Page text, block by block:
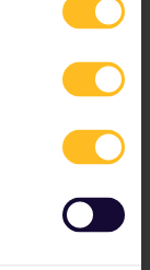
para los
donde
parapente,